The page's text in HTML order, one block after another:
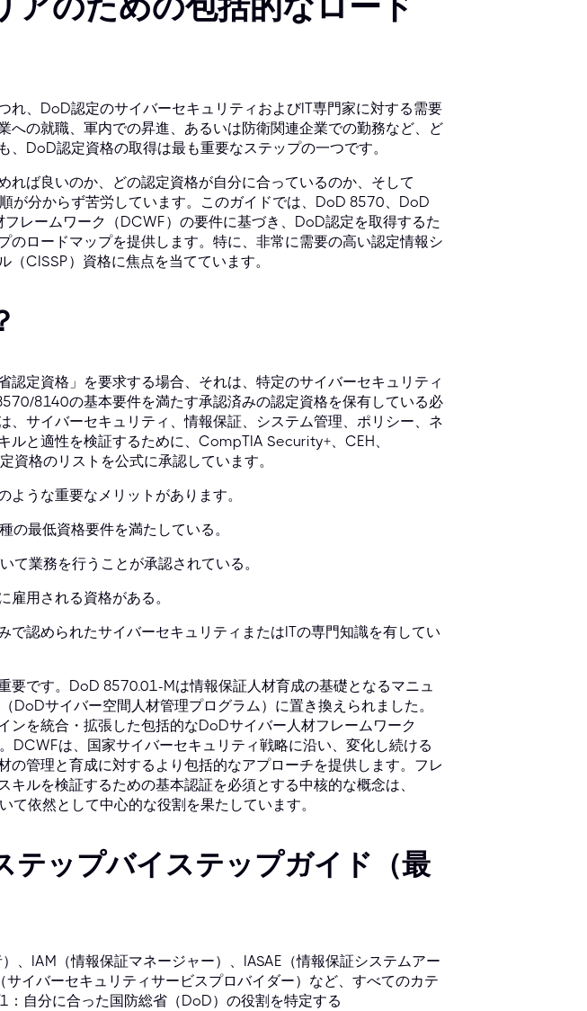
れ、DoD認定のサイバーセキュリティおよびIT専門家に対する需要
への就職、軍内での昇進、あるいは防衛関連企業での勤務など、ど
、DoD認定資格の取得は最も重要なステップの一つです。
れば良いのか、どの認定資格が自分に合っているのか、そして
が分からず苦労しています。このガイドでは、DoD 8570、DoD
レームワーク（DCWF）の要件に基づき、DoD認定を取得するた
のロードマップを提供します。特に、非常に需要の高い認定情報シ
CISSP）資格に焦点を当てています。
認定資格」を要求する場合、それは、特定のサイバーセキュリティ
8140の基本要件を満たす承認済みの認定資格を保有している必
、サイバーセキュリティ、情報保証、システム管理、ポリシー、ネ
ルと適性を検証するために、CompTIA Security+、CEH、
資格のリストを公式に承認しています。
うな重要なメリットがあります。
の最低資格要件を満たしている。
業務を行うことが承認されている。
雇用される資格がある。
で認められたサイバーセキュリティまたはITの専門知識を有してい
要です。DoD 8570.01-Mは情報保証人材育成の基礎となるマニュ
DoDサイバー空間人材管理プログラム）に置き換えられました。
ンを統合・拡張した包括的なDoDサイバー人材フレームワーク
DCWFは、国家サイバーセキュリティ戦略に沿い、変化し続ける
の管理と育成に対するより包括的なアプローチを提供します。フレ
ルを検証するための基本認証を必須とする中核的な概念は、
て依然として中心的な役割を果たしています。
テップバイステップガイド（最
、IAM（情報保証マネージャー）、IASAE（情報保証システムアー
イバーセキュリティサービスプロバイダー）など、すべてのカテ
：自分に合った国防総省（DoD）の役割を特定する